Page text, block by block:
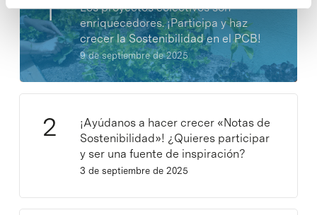
Los proyectos colectivos son
enriquecedores. ¡Participa y haz
crecer la Sostenibilidad en el PCB!
9 de septiembre de 2025
¡Ayúdanos a hacer crecer «Notas de
Sostenibilidad»! ¿Quieres participar
y ser una fuente de inspiración?
3 de septiembre de 2025